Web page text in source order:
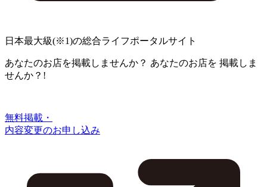
日本最大級(※1)の総合ライフポータルサイト
あなたのお店を掲載しませんか？ あなたのお店を 掲載しま
せんか？!
無料掲載・
内容変更のお申し込み